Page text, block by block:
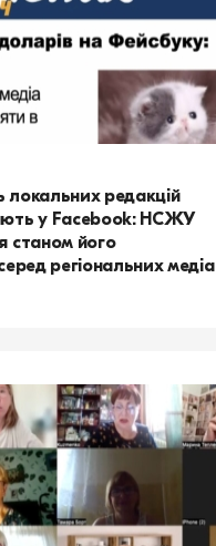
редакцій
у Facebook: НСЖУ
станом його
регіональних медіа